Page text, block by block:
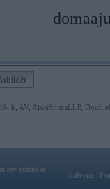
jk AV AiwaShuraLLP,
nav saistīts ar
Galvena